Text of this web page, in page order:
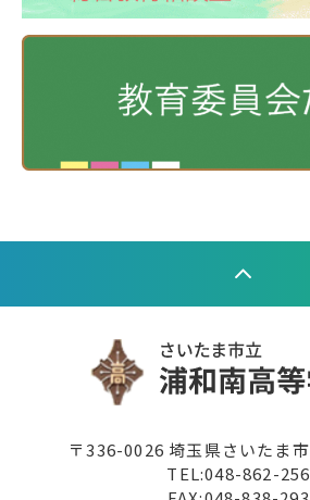
〒336-0026 埼玉県さいたま
TEL:048-862-